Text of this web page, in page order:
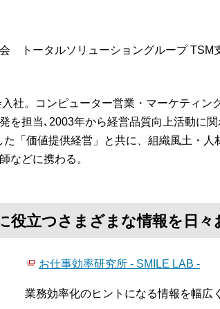
トータルソリューショングループ TSM
社。コンピューター営業・マーケティン
を担当､2003年から経営品質向上活動に
た「価値提供経営」と共に、組織風土・
などに携わる。
立つさまざまな情報を日々
お仕事効率研究所 - SMILE LAB -
業務効率化のヒントになる情報を幅広